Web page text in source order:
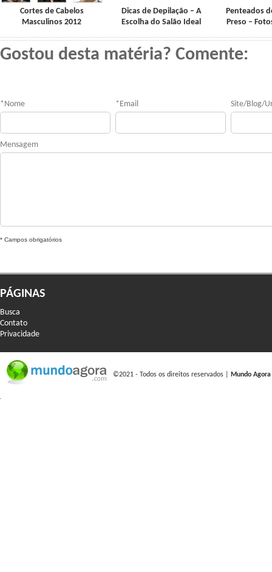
Cortes de Cabelos
Masculinos 2012
Dicas de Depilação – A
Escolha do Salão Ideal
Penteados
Preso –
Gostou desta matéria? Comente:
* Nome * Email Site/Blog/
Mensagem
* Campos obrigatórios
PÁGINAS
Busca
Contato
Privacidade
©2021 - Todos os direitos reservados | Mundo Agora